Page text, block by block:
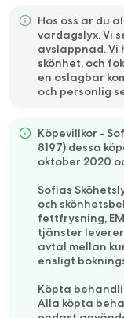
Hos oss är du
vardagslyx. Vi
avslappnad.
skönhet, och
en oslagbar
och personlig
Köpevillkor -
8197) dessa
oktober 2020
Sofias
och
fettfrysning,
tjänster
avtal mellan
ensligt
Köpta
Alla köpta